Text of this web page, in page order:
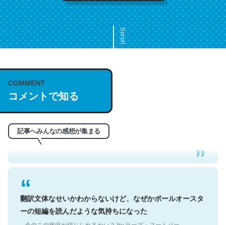
Scroll
COMMENT
コメントで知る
記事へみんなの感想が集まる
これは名文。彼はとてもクレバーなんだろうなと凄く思
う。英語少しでも読める人は原文もお勧め。自分はこの流
れ好き。Let’s Fucking Go. Then Covid hit. Shit.
─今のこの状況が信じられるかい？ by ラーズ・ヌートバー
翻訳文体なせいかわからないけど、なぜかポールオースタ
ーの短編を読んだような気持ちになった